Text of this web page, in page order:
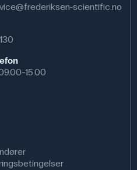
scientific.no
15.00